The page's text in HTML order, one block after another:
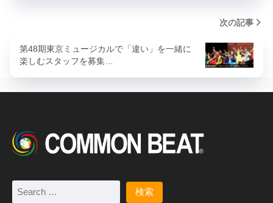
次の記事
第48期東京ミュージカルで「違い」を一緒に
楽しむスタッフを募集…